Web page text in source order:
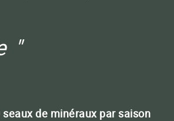
seaux de minéraux par saison